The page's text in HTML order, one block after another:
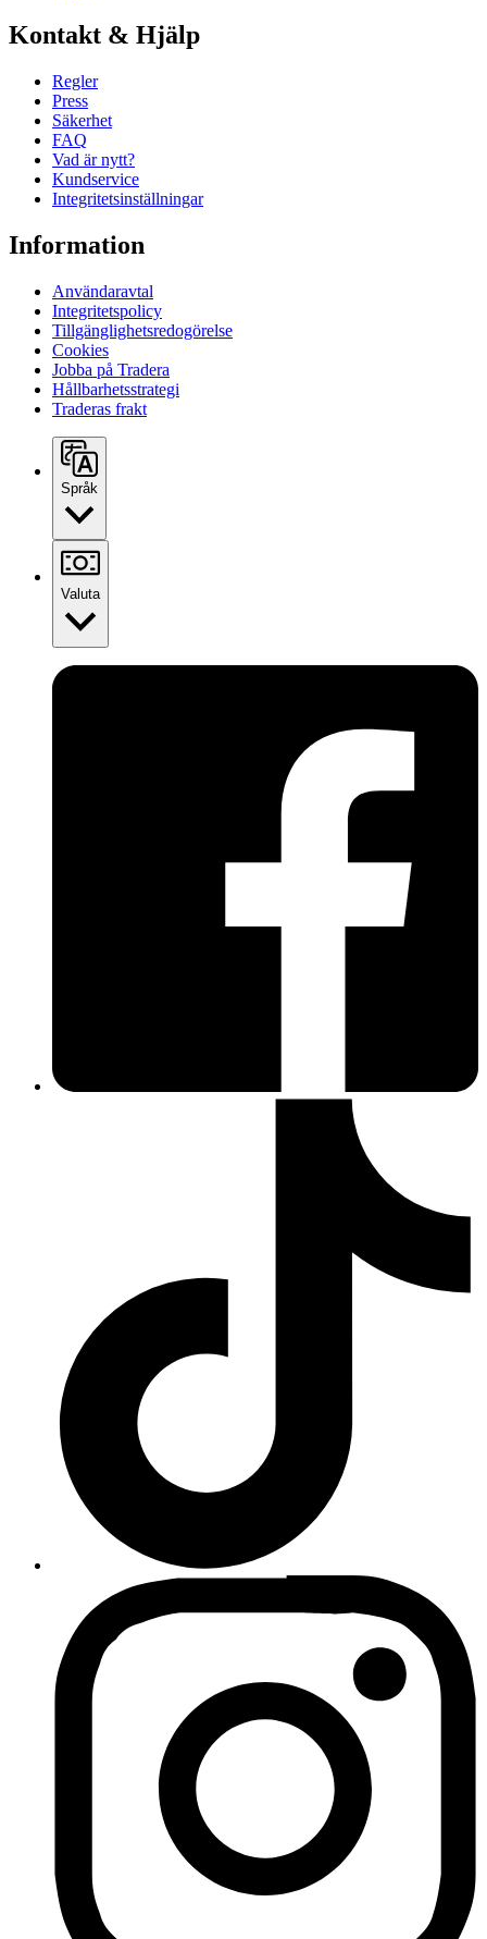
Kontakt & Hjälp
Regler
Press
Säkerhet
FAQ
Vad är nytt?
Kundservice
Integritetsinställningar
Information
Användaravtal
Integritetspolicy
Tillgänglighetsredogörelse
Cookies
Jobba på Tradera
Hållbarhetsstrategi
Traderas frakt
Språk
Valuta